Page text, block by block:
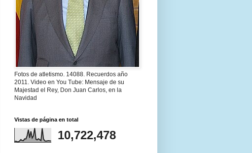
Fotos de atletismo. 14088. Recuerdos año
2011. Video en You Tube: Mensaje de su
Majestad el Rey, Don Juan Carlos, en la
Navidad
Vistas de página en total
10,722,478